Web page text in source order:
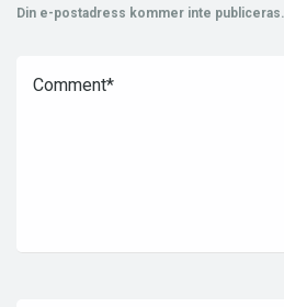
Din e-postadress kommer inte publiceras.